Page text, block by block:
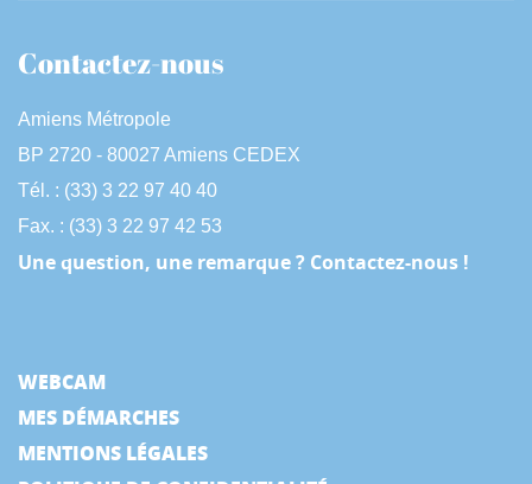
Contactez-nous
Amiens Métropole
BP 2720 - 80027 Amiens CEDEX
Tél. : (33) 3 22 97 40 40
Fax. : (33) 3 22 97 42 53
Une question, une remarque ? Contactez-nous !
WEBCAM
MES DÉMARCHES
MENTIONS LÉGALES